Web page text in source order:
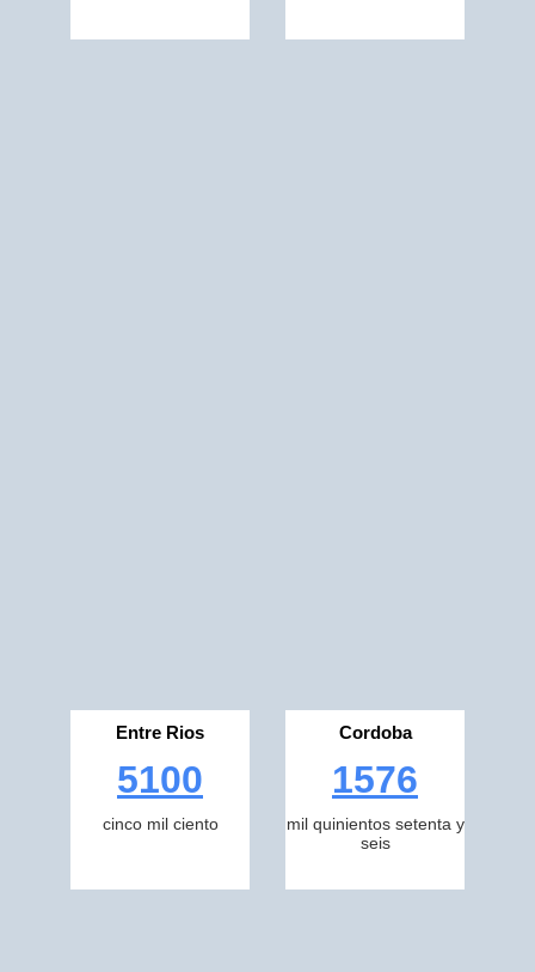
Entre Rios
5100
cinco mil ciento
Cordoba
1576
mil quinientos setenta y
seis